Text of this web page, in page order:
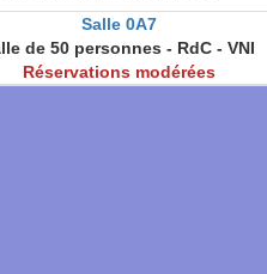
Salle 0A7
de 50 personnes - RdC - VNI
Réservations modérées